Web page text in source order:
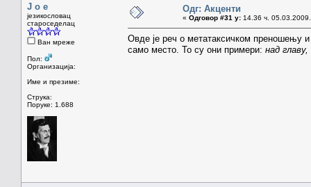
J o e
језикословац
староседелац
Ван мреже
Пол:
Организација:
Име и презиме:
Струка:
Поруке: 1.688
Одг: Акценти
« Одговор #31 у: 14.36 ч.
Овде је реч о метатаксичком преношењу
само место. То су они примери: над